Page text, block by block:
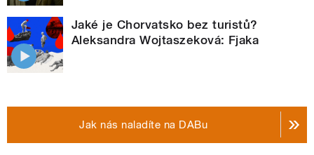
Jaké je Chorvatsko bez turistů?
Aleksandra Wojtaszeková: Fjaka
Jak nás naladíte na DABu